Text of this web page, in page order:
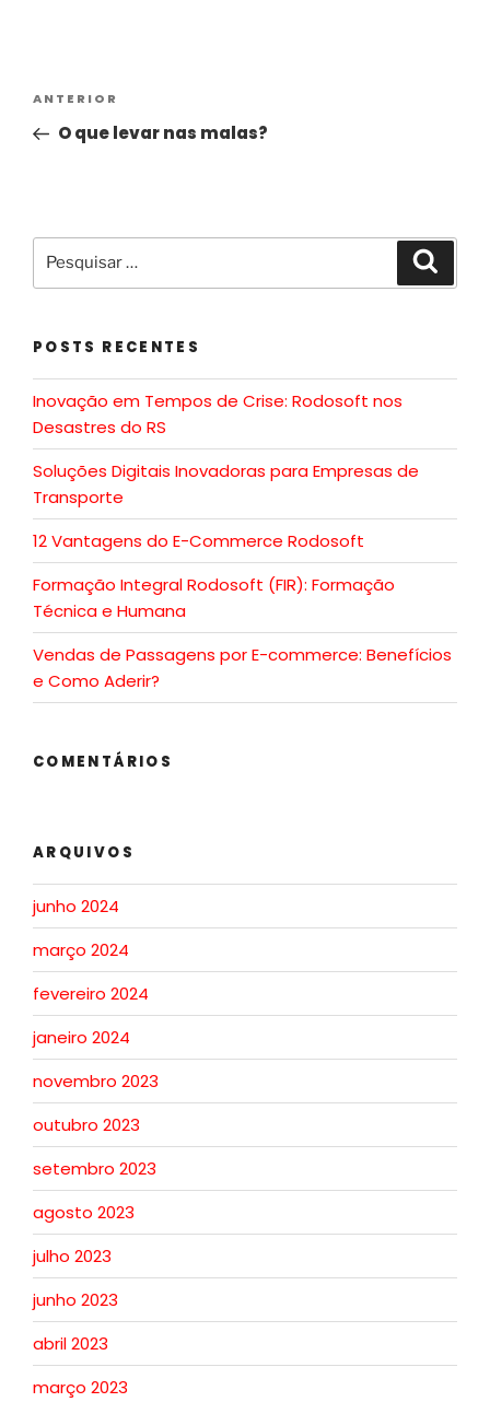
ANTERIOR
O que levar nas malas?
POSTS RECENTES
Inovação em Tempos de Crise: Rodosoft nos
Desastres do RS
Soluções Digitais Inovadoras para Empresas de
Transporte
12 Vantagens do E-Commerce Rodosoft
Formação Integral Rodosoft (FIR): Formação
Técnica e Humana
Vendas de Passagens por E-commerce: Benefícios
e Como Aderir?
COMENTÁRIOS
ARQUIVOS
junho 2024
março 2024
fevereiro 2024
janeiro 2024
novembro 2023
outubro 2023
setembro 2023
agosto 2023
julho 2023
junho 2023
abril 2023
março 2023